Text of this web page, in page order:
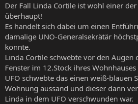
Der Fall Linda Cortile ist wohl einer
überhaupt!
Es handelt sich dabei um einen
damalige UNO-Generalsekrätär
konnte.
Linda Cortile schwebte vor den Augen
Fenster im 12.Stock ihres
UFO schwebte das einen weiß-blauen
Wohnung aussand und dieser dann
Linda in dem UFO verschwunden war.